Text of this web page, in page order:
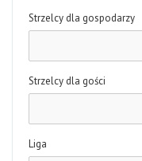
Strzelcy dla gospodarzy
Strzelcy dla gości
Liga